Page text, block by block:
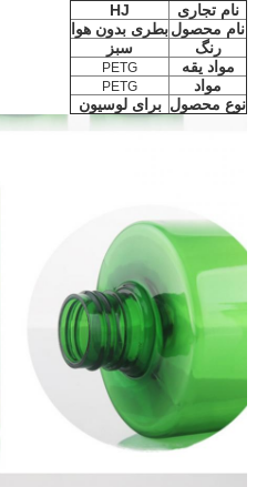
نام تجاری
HJ
نام محصولبطری بدون هوا
رنگ
سبز
مواد یقه
PETG
مواد PETG
نوع محصول برای لوسیون